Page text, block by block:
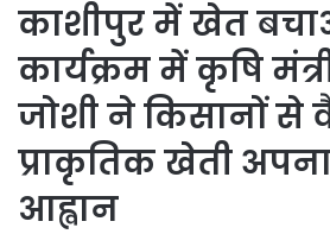
काशीपुर में खेत
कार्यक्रम में कृषि
जोशी ने किसानों से
प्राकृतिक खेती
आह्वान